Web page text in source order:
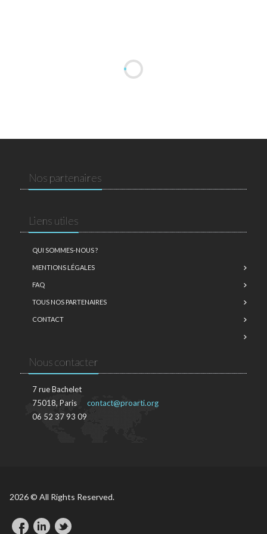
Nos partenaires
Liens utiles
QUI SOMMES-NOUS ?
MENTIONS LÉGALES
FAQ
TOUS NOS PARTENAIRES
CONTACT
Nous contacter
7 rue Bachelet
75018, Paris
06 52 37 93 09
contact@proarti.org
2026 © All Rights Reserved.